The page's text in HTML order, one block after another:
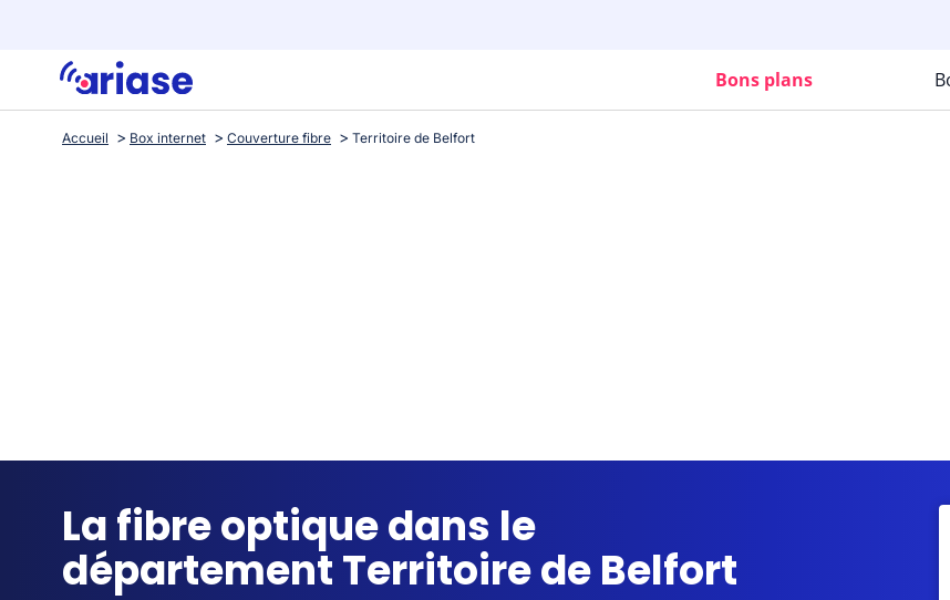
Bons plans
Accueil Box internet Couverture fibre Territoire de Belfort
La fibre optique dans le
département Territoire de Belfort